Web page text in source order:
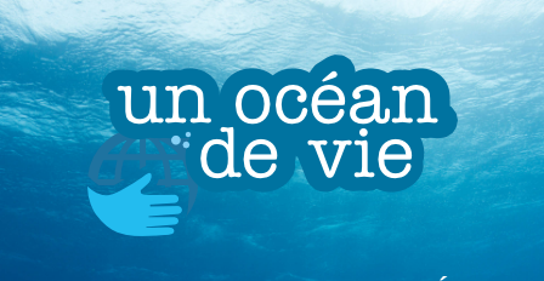
Skip
to
content